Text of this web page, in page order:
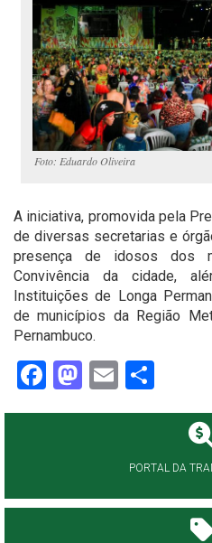
Foto: Eduardo Oliveira
A iniciativa, promovida pela
de diversas secretarias e
presença de idosos dos
Convivência da cidade,
Instituições de Longa
de municípios da Região
Pernambuco.
Facebook
Mastodon
Email
PORTAL DA